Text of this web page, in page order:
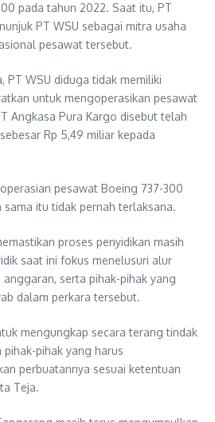
pada tahun 2022. Saat itu, PT
PT WSU sebagai mitra usaha
pesawat tersebut.
PT WSU diduga tidak memiliki
untuk mengoperasikan pesawat
Angkasa Pura Kargo disebut telah
Rp 5,49 miliar kepada
pesawat Boeing 737-300
itu tidak pernah terlaksana.
proses penyidikan masih
saat ini fokus menelusuri alur
serta pihak-pihak yang
dalam perkara tersebut.
mengungkap secara terang tindak
pihak yang harus
perbuatannya sesuai ketentuan
Teja.